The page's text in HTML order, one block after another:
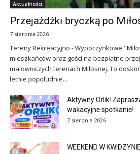
Aktualności
Przejażdżki bryczką po
7 sierpnia 2026
Tereny Rekreacyjno - Wypoczynkowe
mieszkańców oraz gości na bezpłatne
malowniczych terenach Miłosnej. To
letnie popołudnie...
Aktywny Orlik!
wakacyjne spotkanie!
7 sierpnia 2026
WEEKEND W KWIDZYNIE